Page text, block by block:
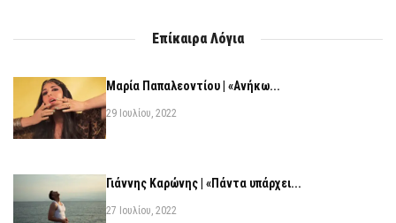
Επίκαιρα Λόγια
Μαρία Παπαλεοντίου | «Ανήκω...
29 Ιουλίου, 2022
Γιάννης Καρώνης | «Πάντα υπάρχει...
27 Ιουλίου, 2022